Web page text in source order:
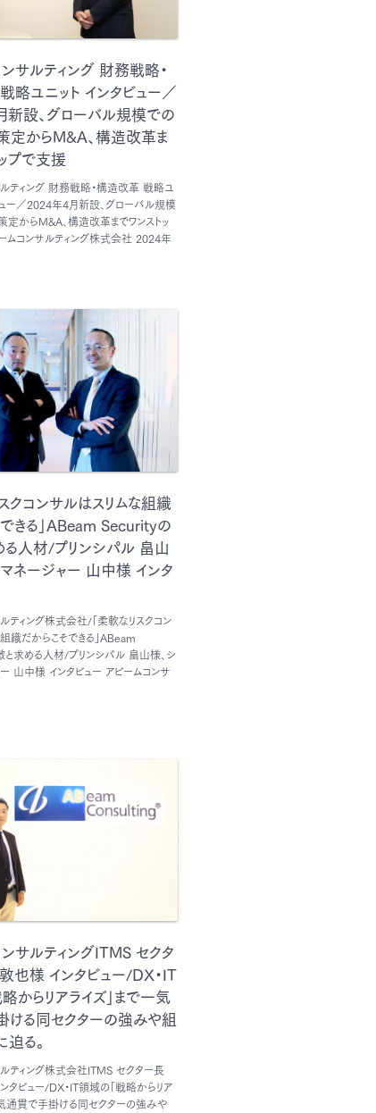
サルティング 財務戦略・
略ユニット インタビュー／
設、グローバル規模での
定からM&A、構造改革ま
プで支援
ティング 財務戦略・構造改革 戦略ユ
ュー／2024年4月新設、グローバル規模
定からM&A、構造改革までワンストッ
ムコンサルティング株式会社 2024年
スクコンサルはスリムな組織
できる」ABeam Securityの
る人材/プリンシパル 畠山
ネージャー 山中様 インタ
ティング株式会社/「柔軟なリスクコン
織だからこそできる」ABeam
求める人材/プリンシパル 畠山様、シ
山中様 インタビュー アビームコンサ
サルティングITMS セクタ
也様 インタビュー/DX・IT
からリアライズ」まで一気
ける同セクターの強みや組
る。
ルティング株式会社ITMS セクター長
タビュー/DX・IT領域の「戦略からリア
気通貫で手掛ける同セクターの強みや